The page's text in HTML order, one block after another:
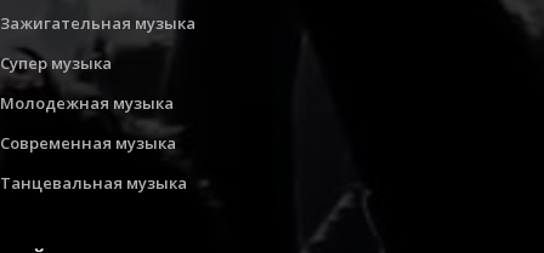
Зажигательная музыка
Супер музыка
Молодежная музыка
Современная музыка
Танцевальная музыка